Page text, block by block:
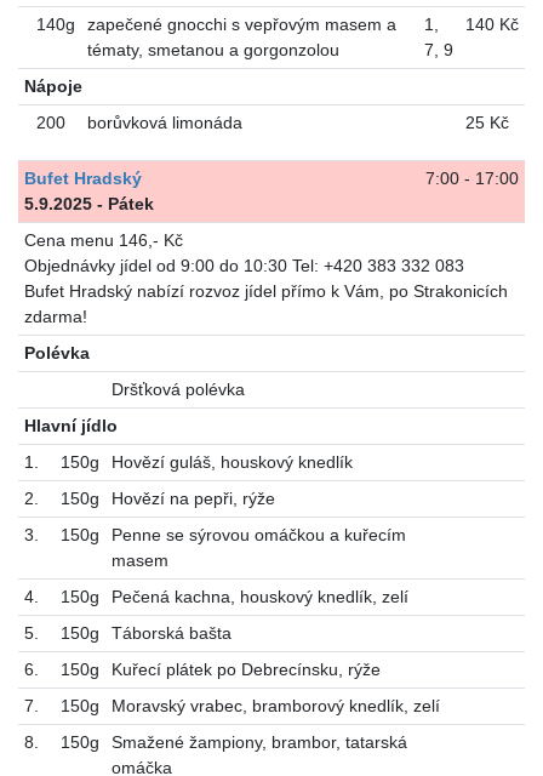
140g
zapečené gnocchi s vepřovým masem a
tématy, smetanou a gorgonzolou
1,
7, 9
140 Kč
Nápoje
200
borůvková limonáda 25 Kč
7:00 - 17:00
Bufet Hradský
5.9.2025 - Pátek
Cena menu 146,- Kč
Objednávky jídel od 9:00 do 10:30 Tel: +420 383 332 083
Bufet Hradský nabízí rozvoz jídel přímo k Vám, po Strakonicích
zdarma!
Polévka
Dršťková polévka
Hlavní jídlo
1.
150g
Hovězí guláš, houskový knedlík
2.
150g
Hovězí na pepři, rýže
3.
150g
Penne se sýrovou omáčkou a kuřecím
masem
4.
150g
Pečená kachna, houskový knedlík, zelí
5.
150g
Táborská bašta
6.
150g
Kuřecí plátek po Debrecínsku, rýže
7.
150g
Moravský vrabec, bramborový knedlík, zelí
8.
150g
Smažené žampiony, brambor, tatarská
omáčka